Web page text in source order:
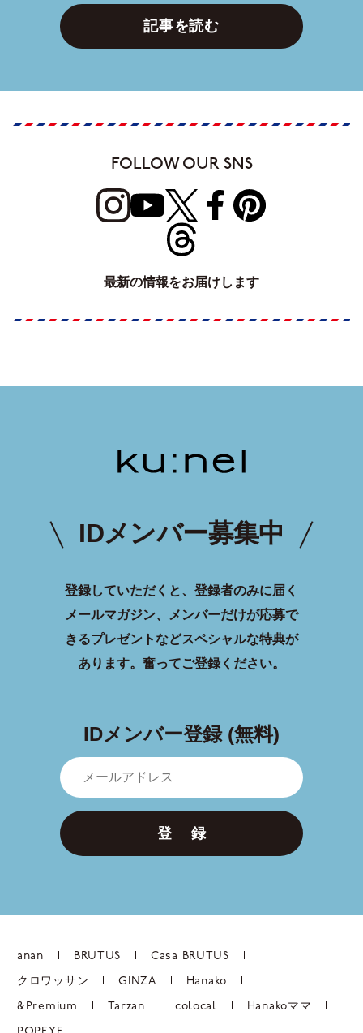
記事を読む
FOLLOW OUR SNS
最新の情報をお届けします
IDメンバー募集中
登録していただくと、登録者のみに届く
メールマガジン、メンバーだけが応募で
きるプレゼントなどスペシャルな特典が
あります。 奮ってご登録ください。
IDメンバー登録 (無料)
登 録
anan BRUTUS Casa BRUTUS
クロワッサン GINZA Hanako
&Premium Tarzan colocal Hanakoママ